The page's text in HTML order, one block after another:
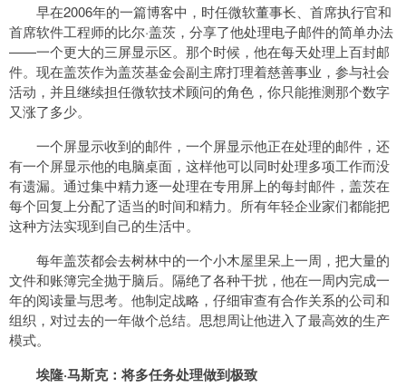
早在2006年的一篇博客中，时任微软董事长、首席执行官和
首席软件工程师的比尔·盖茨，分享了他处理电子邮件的简单办法
——一个更大的三屏显示区。那个时候，他在每天处理上百封邮
件。现在盖茨作为盖茨基金会副主席打理着慈善事业，参与社会
活动，并且继续担任微软技术顾问的角色，你只能推测那个数字
又涨了多少。
一个屏显示收到的邮件，一个屏显示他正在处理的邮件，还
有一个屏显示他的电脑桌面，这样他可以同时处理多项工作而没
有遗漏。通过集中精力逐一处理在专用屏上的每封邮件，盖茨在
每个回复上分配了适当的时间和精力。所有年轻企业家们都能把
这种方法实现到自己的生活中。
每年盖茨都会去树林中的一个小木屋里呆上一周，把大量的
文件和账簿完全抛于脑后。隔绝了各种干扰，他在一周内完成一
年的阅读量与思考。他制定战略，仔细审查有合作关系的公司和
组织，对过去的一年做个总结。思想周让他进入了最高效的生产
模式。
埃隆·马斯克：将多任务处理做到极致